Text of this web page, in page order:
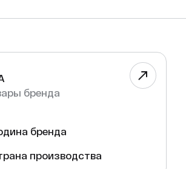
бренда
бренда
производства